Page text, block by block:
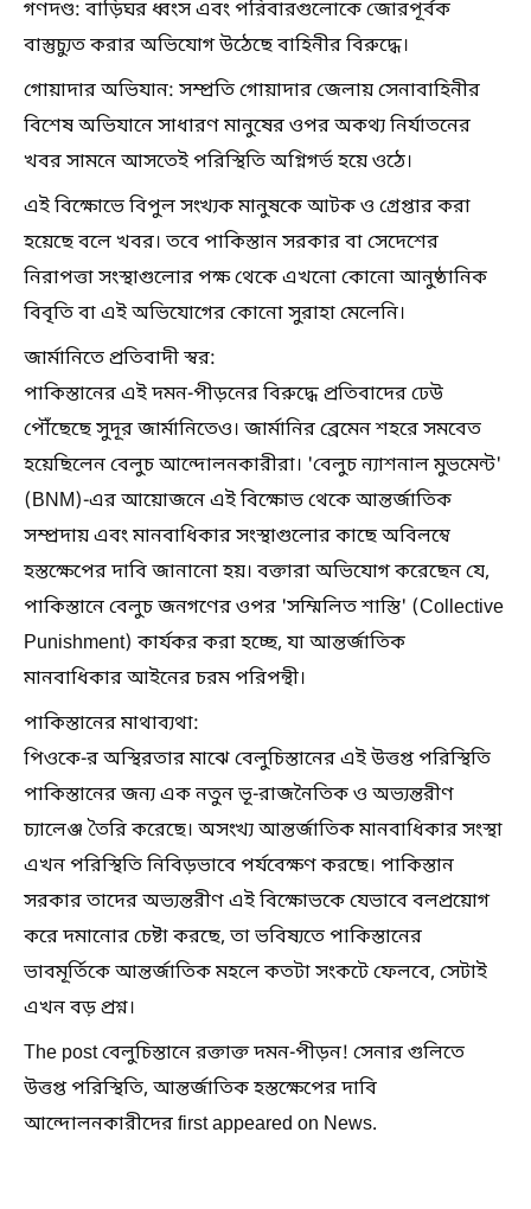
গণদণ্ড: বাড়িঘর ধ্বংস এবং পরিবারগুলোকে জোরপূর্বক
বাস্তুচ্যুত করার অভিযোগ উঠেছে বাহিনীর বিরুদ্ধে।
গোয়াদার অভিযান: সম্প্রতি গোয়াদার জেলায় সেনাবাহিনীর
বিশেষ অভিযানে সাধারণ মানুষের ওপর অকথ্য নির্যাতনের
খবর সামনে আসতেই পরিস্থিতি অগ্নিগর্ভ হয়ে ওঠে।
এই বিক্ষোভে বিপুল সংখ্যক মানুষকে আটক ও গ্রেপ্তার করা
হয়েছে বলে খবর। তবে পাকিস্তান সরকার বা সেদেশের
নিরাপত্তা সংস্থাগুলোর পক্ষ থেকে এখনো কোনো আনুষ্ঠানিক
বিবৃতি বা এই অভিযোগের কোনো সুরাহা মেলেনি।
জার্মানিতে প্রতিবাদী স্বর:
পাকিস্তানের এই দমন-পীড়নের বিরুদ্ধে প্রতিবাদের ঢেউ
পৌঁছেছে সুদূর জার্মানিতেও। জার্মানির ব্রেমেন শহরে সমবেত
হয়েছিলেন বেলুচ আন্দোলনকারীরা। 'বেলুচ ন্যাশনাল মুভমেন্ট'
(BNM)-এর আয়োজনে এই বিক্ষোভ থেকে আন্তর্জাতিক
সম্প্রদায় এবং মানবাধিকার সংস্থাগুলোর কাছে অবিলম্বে
হস্তক্ষেপের দাবি জানানো হয়। বক্তারা অভিযোগ করেছেন যে,
পাকিস্তানে বেলুচ জনগণের ওপর 'সম্মিলিত শাস্তি' (Collective
Punishment) কার্যকর করা হচ্ছে, যা আন্তর্জাতিক
মানবাধিকার আইনের চরম পরিপন্থী।
পাকিস্তানের মাথাব্যথা:
পিওকে-র অস্থিরতার মাঝে বেলুচিস্তানের এই উত্তপ্ত পরিস্থিতি
পাকিস্তানের জন্য এক নতুন ভূ-রাজনৈতিক ও অভ্যন্তরীণ
চ্যালেঞ্জ তৈরি করেছে। অসংখ্য আন্তর্জাতিক মানবাধিকার সংস্থা
এখন পরিস্থিতি নিবিড়ভাবে পর্যবেক্ষণ করছে। পাকিস্তান
সরকার তাদের অভ্যন্তরীণ এই বিক্ষোভকে যেভাবে বলপ্রয়োগ
করে দমানোর চেষ্টা করছে, তা ভবিষ্যতে পাকিস্তানের
ভাবমূর্তিকে আন্তর্জাতিক মহলে কতটা সংকটে ফেলবে, সেটাই
এখন বড় প্রশ্ন।
The post বেলুচিস্তানে রক্তাক্ত দমন-পীড়ন! সেনার গুলিতে
উত্তপ্ত পরিস্থিতি, আন্তর্জাতিক হস্তক্ষেপের দাবি
আন্দোলনকারীদের first appeared on News.